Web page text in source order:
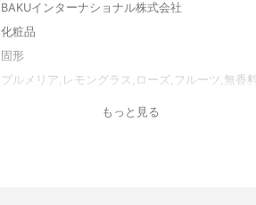
BAKUインターナショナル株式会社
化粧品
固形
プルメリア,レモングラス,ローズ,フルーツ,無香料
もっと見る